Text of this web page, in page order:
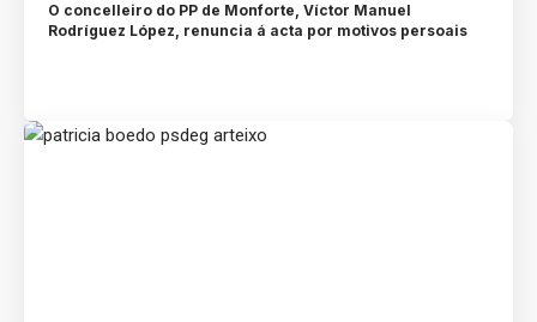
O concelleiro do PP de Monforte, Víctor Manuel
Rodríguez López, renuncia á acta por motivos persoais